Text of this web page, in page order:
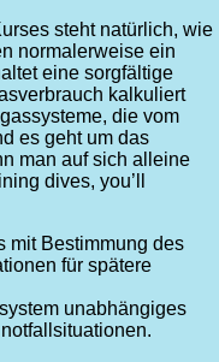
steht natürlich, wie
normalerweise ein
eine sorgfältige
kalkuliert
die vom
es geht um das
man auf sich alleine
dives, you’ll
mit Bestimmung des
für spätere
unabhängiges